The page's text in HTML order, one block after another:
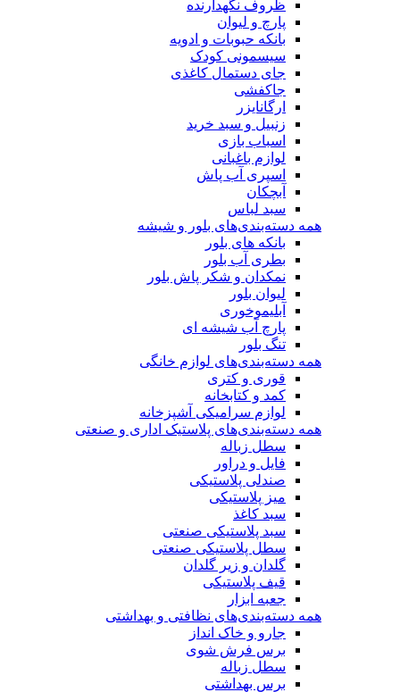
ظروف نگهدارنده
پارچ و لیوان
بانکه حبوبات و ادویه
سیسمونی کودک
جای دستمال کاغذی
جاکفشی
ارگانایزر
زنبیل و سبد خرید
اسباب بازی
لوازم باغبانی
اسپری آب پاش
آبچکان
سبد لباس
همه دسته‌بندی‌های بلور و شیشه
بانکه های بلور
بطری آب بلور
نمکدان و شکر پاش بلور
لیوان بلور
آبلیموخوری
پارچ آب شیشه ای
تنگ بلور
همه دسته‌بندی‌های لوازم خانگی
قوری و کتری
کمد و کتابخانه
لوازم سرامیکی آشپزخانه
همه دسته‌بندی‌های پلاستیک اداری و صنعتی
سطل زباله
فایل و دراور
صندلی پلاستیکی
میز پلاستیکی
سبد کاغذ
سبد پلاستیکی صنعتی
سطل پلاستیکی صنعتی
گلدان و زیر گلدان
قیف پلاستیکی
جعبه ابزار
همه دسته‌بندی‌های نظافتی و بهداشتی
جارو و خاک انداز
برس فرش شوی
سطل زباله
برس بهداشتی